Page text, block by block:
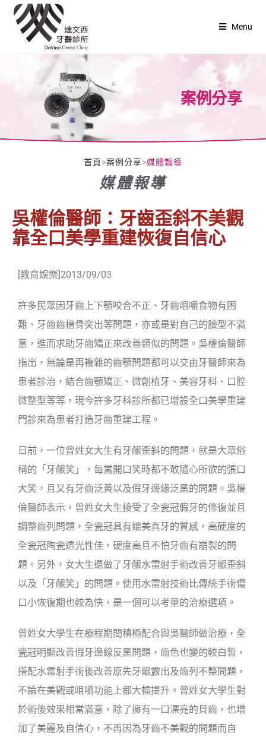
Menu
案例分享
媒體報導
首頁>案例分享>媒體報導
吳權倫醫師：牙齒歪斜不美觀
靠全口美學重建恢復自信心
[教育娛樂]2013/09/03
許多民眾因牙齒上下顎咬合不正、牙齒咀嚼食物有困
難、牙齒齒槽骨突出等問題，亦或是對自己的臉型不滿
意，進而求助牙齒矯正來改善類似的問題。吳權倫醫師
指出，無論是再複雜的齒顎問題都可以交由牙醫師來為
患者診治，結合齒顎矯正、微創植牙、美容牙科、口腔
微整型等等，現今許多牙科診所都已增設全口美學重建
門診來為患者打造牙齒重建工程。
日前，一位曾姓女大生有牙齦歪斜的問題，就是大眾俗
稱的「牙齦笑」，每當開口笑時都不敢隨心所欲的張口
大笑，且又有牙齒泛黃以及假牙邊緣泛黑的問題。吳權
倫醫師表示，曾姓女大生接受了全瓷冠假牙的修復並且
調整齒列問題，全瓷冠具有媲美真牙的質感，高硬度的
全瓷冠陶瓷透光性佳，硬度高且不怕牙齒有崩裂的問
題。另外，女大生還做了牙齦水雷射手術改善牙齦歪斜
以及「牙齦笑」的問題。使用水雷射技術比傳統手術傷
口小恢復期也較為快，是一個可以考量的治療選項。
曾姓女大學生在療程期間積極配合與吳醫師做治療，全
瓷冠明顯改善假牙邊線反黑問題，齒色也變的較白皙，
搭配水雷射手術後改善原先牙齦露出及齒列不整問題，
不論在美觀或咀嚼功能上都大幅提升。曾姓女大學生對
於術後效果相當滿意，除了擁有一口漂亮的貝齒，也增
加了美麗及自信心，不再因為牙齒不美觀的問題而自